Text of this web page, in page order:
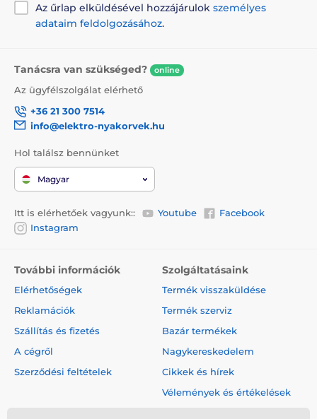
Az űrlap elküldésével hozzájárulok személyes
adataim feldolgozásához.
Tanácsra van szükséged? online
Az ügyfélszolgálat elérhető
+36 21 300 7514
info@elektro-nyakorvek.hu
Hol találsz bennünket
Magyar
Itt is elérhetőek vagyunk:: Youtube
Facebook
Instagram
További információk
Elérhetőségek
Reklamációk
Szállítás és fizetés
A cégről
Szerződési feltételek
Szolgáltatásaink
Termék visszaküldése
Termék szerviz
Bazár termékek
Nagykereskedelem
Cikkek és hírek
Vélemények és értékelések